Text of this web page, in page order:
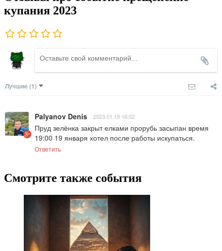
купания 2023
Лучшие (1)
Palyanov Denis 2023.01.19 16:02
Пруд зелёнка закрыт елками прорубь засыпан время
19:00 19 января хотел после работы искупаться.
Ответить
Смотрите также события